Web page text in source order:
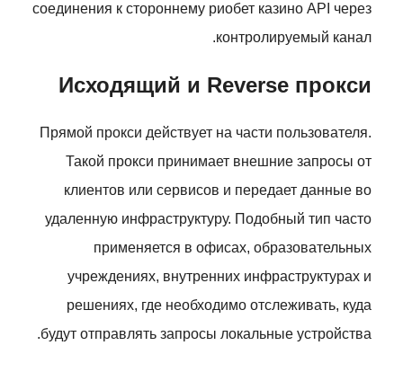
соединения к стороннему риобет казино API через
контролируемый канал.
Исходящий и Reverse прокси
Прямой прокси действует на части пользователя.
Такой прокси принимает внешние запросы от
клиентов или сервисов и передает данные во
удаленную инфраструктуру. Подобный тип часто
применяется в офисах, образовательных
учреждениях, внутренних инфраструктурах и
решениях, где необходимо отслеживать, куда
будут отправлять запросы локальные устройства.